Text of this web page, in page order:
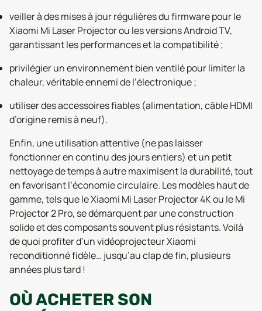
veiller à des mises à jour régulières du firmware pour le
Xiaomi Mi Laser Projector ou les versions Android TV,
garantissant les performances et la compatibilité ;
privilégier un environnement bien ventilé pour limiter la
chaleur, véritable ennemi de l’électronique ;
utiliser des accessoires fiables (alimentation, câble HDMI
d’origine remis à neuf).
Enfin, une utilisation attentive (ne pas laisser
fonctionner en continu des jours entiers) et un petit
nettoyage de temps à autre maximisent la durabilité, tout
en favorisant l’économie circulaire. Les modèles haut de
gamme, tels que le Xiaomi Mi Laser Projector 4K ou le Mi
Projector 2 Pro, se démarquent par une construction
solide et des composants souvent plus résistants. Voilà
de quoi profiter d’un vidéoprojecteur Xiaomi
reconditionné fidèle… jusqu’au clap de fin, plusieurs
années plus tard !
OÙ ACHETER SON